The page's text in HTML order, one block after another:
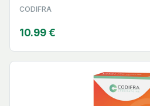
CODIFRA
10.99 €